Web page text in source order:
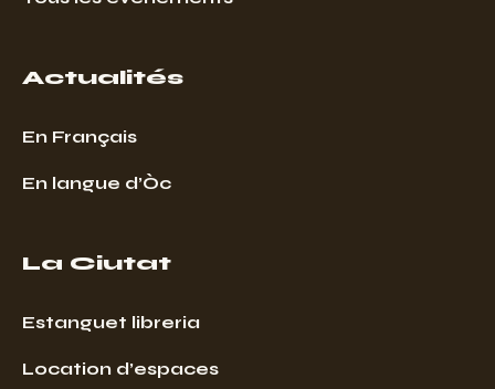
Actualités
En Français
En langue d’Òc
La Ciutat
Estanguet libreria
Location d’espaces